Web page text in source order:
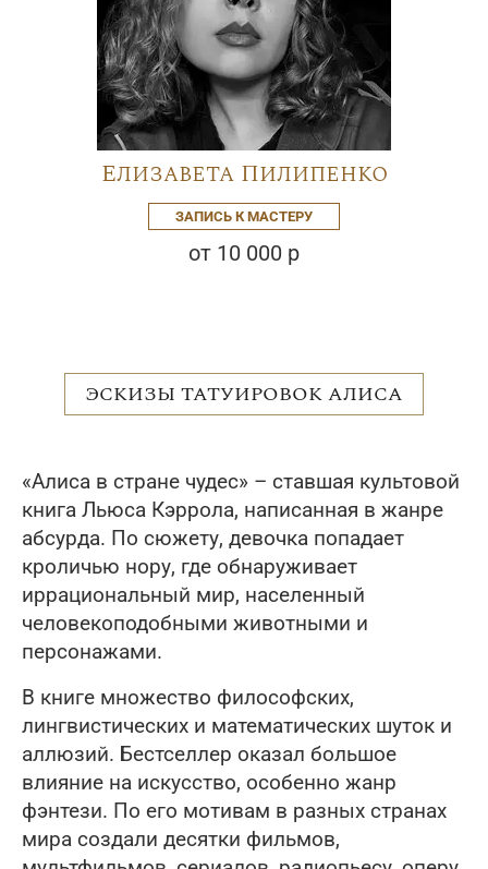
Елизавета Пилипенко
ЗАПИСЬ К МАСТЕРУ
от 10 000 р
ЭСКИЗЫ ТАТУИРОВОК АЛИСА
«Алиса в стране чудес» – ставшая культовой
книга Льюса Кэррола, написанная в жанре
абсурда. По сюжету, девочка попадает
кроличью нору, где обнаруживает
иррациональный мир, населенный
человекоподобными животными и
персонажами.
В книге множество философских,
лингвистических и математических шуток и
аллюзий. Бестселлер оказал большое
влияние на искусство, особенно жанр
фэнтези. По его мотивам в разных странах
мира создали десятки фильмов,